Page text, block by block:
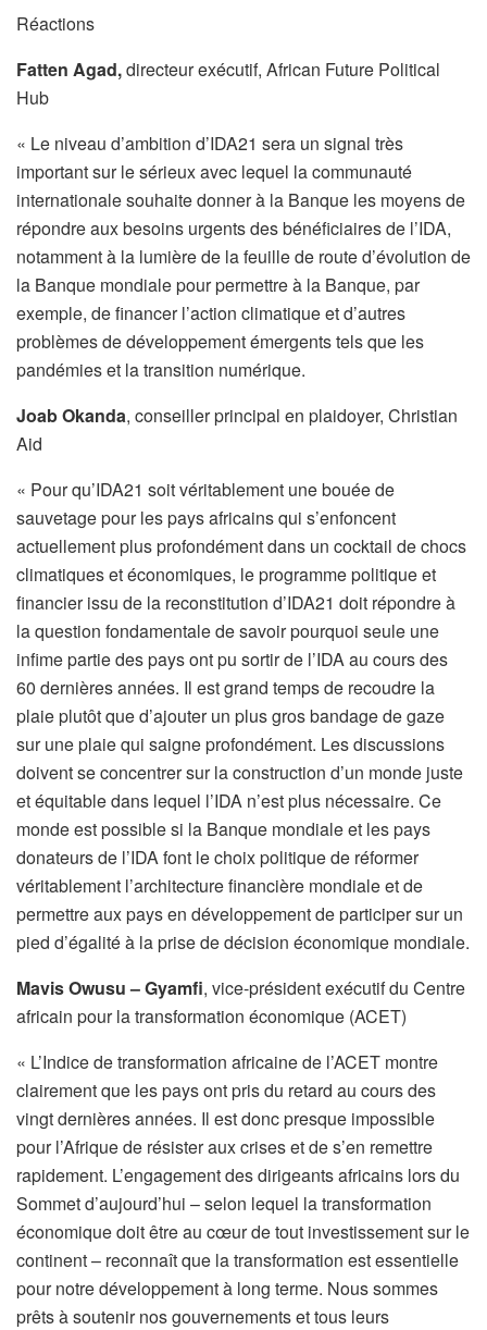
Réactions
Fatten Agad,directeur exécutif, African Future Political
Hub
« Le niveau d’ambition d’IDA21 sera un signal très
important sur le sérieux avec lequel la communauté
internationale souhaite donner à la Banque les moyens de
répondre aux besoins urgents des bénéficiaires de l’IDA,
notamment à la lumière de la feuille de route d’évolution de
la Banque mondiale pour permettre à la Banque, par
exemple, de financer l’action climatique et d’autres
problèmes de développement émergents tels que les
pandémies et la transition numérique.
Joab Okanda, conseiller principal en plaidoyer, Christian
Aid
« Pour qu’IDA21 soit véritablement une bouée de
sauvetage pour les pays africains qui s’enfoncent
actuellement plus profondément dans un cocktail de chocs
climatiques et économiques, le programme politique et
financier issu de la reconstitution d’IDA21 doit répondre à
la question fondamentale de savoir pourquoi seule une
infime partie des pays ont pu sortir de l’IDA au cours des
60 dernières années. Il est grand temps de recoudre la
plaie plutôt que d’ajouter un plus gros bandage de gaze
sur une plaie qui saigne profondément. Les discussions
doivent se concentrer sur la construction d’un monde juste
et équitable dans lequel l’IDA n’est plus nécessaire. Ce
monde est possible si la Banque mondiale et les pays
donateurs de l’IDA font le choix politique de réformer
véritablement l’architecture financière mondiale et de
permettre aux pays en développement de participer sur un
pied d’égalité à la prise de décision économique mondiale.
Mavis Owusu – Gyamfi, vice-président exécutif du Centre
africain pour la transformation économique (ACET)
« L’Indice de transformation africaine de l’ACET montre
clairement que les pays ont pris du retard au cours des
vingt dernières années. Il est donc presque impossible
pour l’Afrique de résister aux crises et de s’en remettre
rapidement. L’engagement des dirigeants africains lors du
Sommet d’aujourd’hui – selon lequel la transformation
économique doit être au cœur de tout investissement sur le
continent – ​​reconnaît que la transformation est essentielle
pour notre développement à long terme. Nous sommes
prêts à soutenir nos gouvernements et tous leurs